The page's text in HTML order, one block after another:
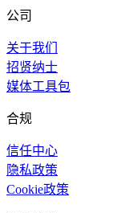
公司
关于我们
招贤纳士
媒体工具包
合规
信任中心
隐私政策
Cookie政策